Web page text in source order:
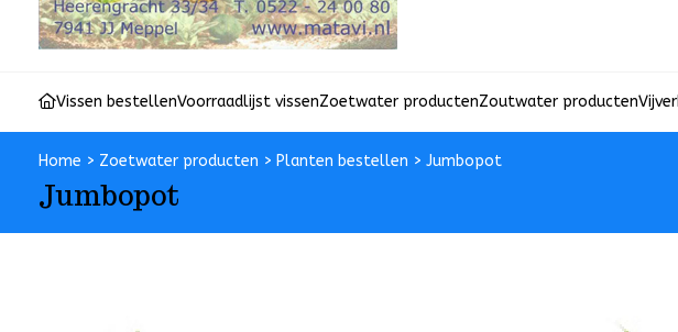
Vissen bestellenVoorraadlijst vissenZoetwater productenZoutwater productenVijver
Home > Zoetwater producten > Planten bestellen > Jumbopot
Jumbopot